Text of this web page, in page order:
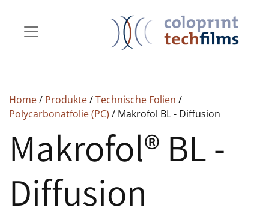
Home/ Produkte/Technische Folien /
Polycarbonatfolie (PC) / Makrofol BL - Diffusion
Makrofol® BL -
Diffusion